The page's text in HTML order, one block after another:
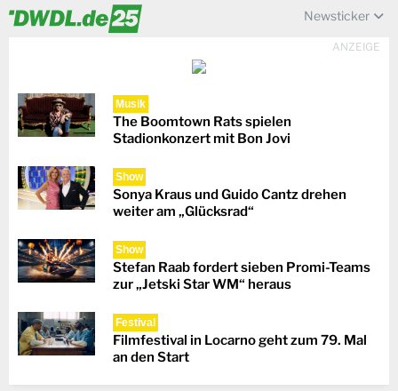
Newsticker
ANZEIGE
Musik
The Boomtown Rats spielen
Stadionkonzert mit Bon Jovi
Show
Sonya Kraus und Guido Cantz drehen
weiter am „Glücksrad“
Show
Stefan Raab fordert sieben Promi-Teams
zur „Jetski Star WM“ heraus
Festival
Filmfestival in Locarno geht zum 79. Mal
an den Start